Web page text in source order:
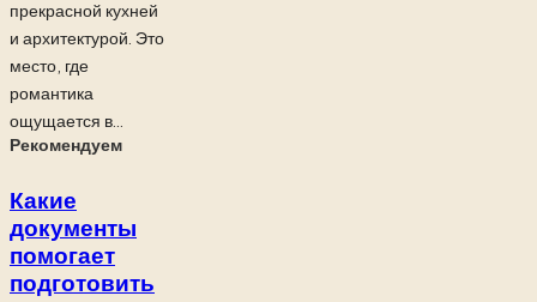
прекрасной кухней
и архитектурой. Это
место, где
романтика
ощущается в...
Рекомендуем
Какие
документы
помогает
подготовить